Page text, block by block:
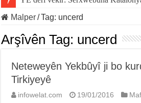
Malper/Tag: uncerd
Arşîvên Tag: uncerd
Neteweyên Yekbûyî ji bo
Tirkiyeyê
infowelat.com 19/01/2016